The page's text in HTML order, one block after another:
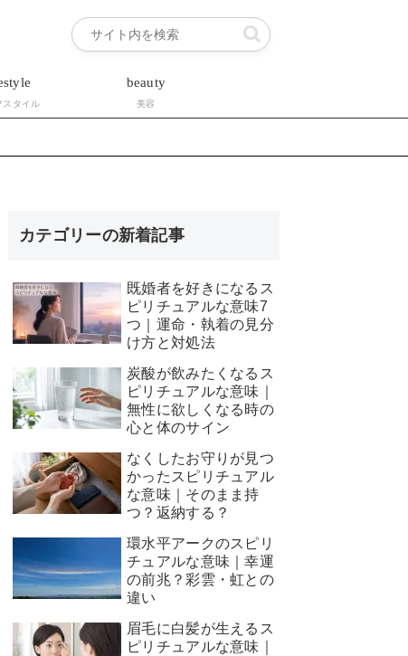
スタイル
beauty
美容
カテゴリーの新着記事
既婚者を好きになるス
ピリチュアルな意味7
つ｜運命・執着の見分
け方と対処法
炭酸が飲みたくなるス
ピリチュアルな意味｜
無性に欲しくなる時の
心と体のサイン
なくしたお守りが見つ
かったスピリチュアル
な意味｜そのまま持
つ？返納する？
環水平アークのスピリ
チュアルな意味｜幸運
の前兆？彩雲・虹との
違い
眉毛に白髪が生えるス
ピリチュアルな意味｜